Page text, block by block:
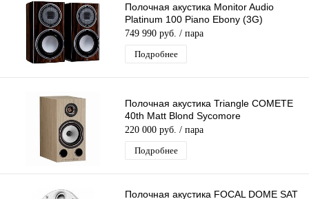
Полочная акустика Monitor Audio
Platinum 100 Piano Ebony (3G)
749 990 руб. / пара
Подробнее
Полочная акустика Triangle COMETE
40th Matt Blond Sycomore
220 000 руб. / пара
Подробнее
Полочная акустика FOCAL DOME SAT